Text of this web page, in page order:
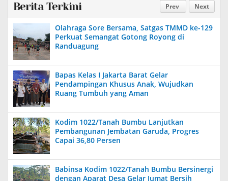
Prev Next
Berita Terkini
Olahraga Sore Bersama, Satgas TMMD ke-129
Perkuat Semangat Gotong Royong di
Randuagung
Bapas Kelas I Jakarta Barat Gelar
Pendampingan Khusus Anak, Wujudkan
Ruang Tumbuh yang Aman
Kodim 1022/Tanah Bumbu Lanjutkan
Pembangunan Jembatan Garuda, Progres
Capai 36,80 Persen
Babinsa Kodim 1022/Tanah Bumbu Bersinergi
dengan Aparat Desa Gelar Jumat Bersih